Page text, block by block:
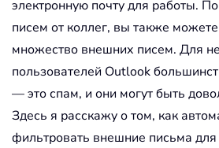
электронную почту для работы.
писем от коллег, вы также
множество внешних писем. Для
пользователей Outlook
— это спам, и они могут быть
Здесь я расскажу о том, как
фильтровать внешние письма